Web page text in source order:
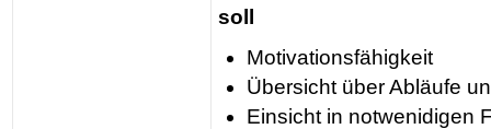
soll
Motivationsfähigkeit
Übersicht über Abläufe
Einsicht in notwenidigen